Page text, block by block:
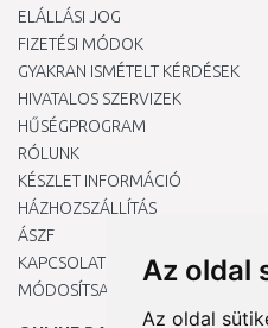
Az oldal
Az oldal
ELÁLLÁSI JOG
FIZETÉSI MÓDOK
GYAKRAN ISMÉTELT KÉRDÉSEK
HIVATALOS SZERVIZEK
HŰSÉGPROGRAM
RÓLUNK
KÉSZLET INFORMÁCIÓ
HÁZHOZSZÁLLÍTÁS
ÁSZF
KAPCSOLAT
MÓDOSÍTSA A COOKIE-